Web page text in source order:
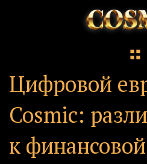
Цифровой
Cosmic:
к финансовой